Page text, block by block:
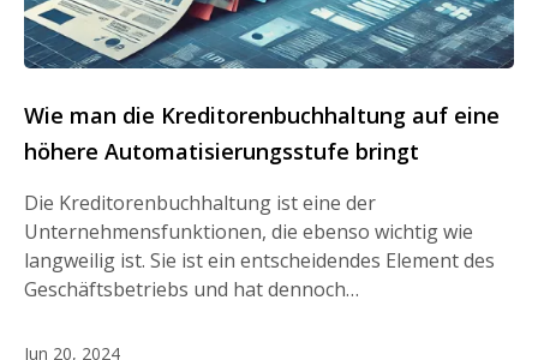
Wie man die Kreditorenbuchhaltung auf eine
höhere Automatisierungsstufe bringt
Die Kreditorenbuchhaltung ist eine der
Unternehmensfunktionen, die ebenso wichtig wie
langweilig ist. Sie ist ein entscheidendes Element des
Geschäftsbetriebs und hat dennoch…
Jun 20, 2024